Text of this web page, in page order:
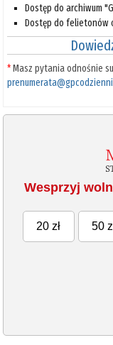
Dostęp do archiwum
Dostęp do felietonów
*Masz pytania odnośnie
Wesprzyj
20 zł 50